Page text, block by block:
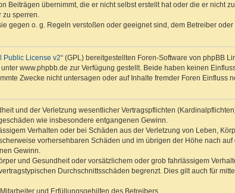
Beiträgen übernimmt, die er nicht selbst erstellt hat oder die er nicht
zu sperren.
gegen o. g. Regeln verstoßen oder geeignet sind, dem Betreiber
Public License v2“ (GPL) bereitgestellten Foren-Software von phpBB
www.phpbb.de zur Verfügung gestellt. Beide haben keinen
Zwecke nicht untersagen oder auf Inhalte fremder Foren Einfluss
und der Verletzung wesentlicher Vertragspflichten
wie insbesondere entgangenen Gewinn.
Verhalten oder bei Schäden aus der Verletzung von Leben,
vorhersehbaren Schäden und im übrigen der Höhe nach
Gewinn.
und Gesundheit oder vorsätzlichem oder grob fahrlässigem
Durchschnittsschäden begrenzt. Dies gilt auch für
und Erfüllungsgehilfen des Betreibers.